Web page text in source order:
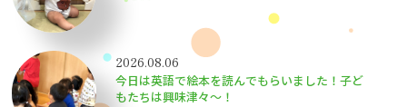
2026.08.06
今日は英語で絵本を読んでもらいました！子ど
もたちは興味津々〜！